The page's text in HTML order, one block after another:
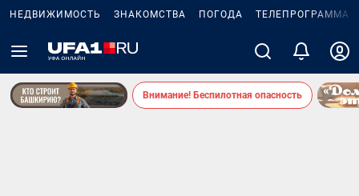
НЕДВИЖИМОСТЬ ЗНАКОМСТВА ПОГОДА ТЕЛЕПРОГРАММА
Внимание! Беспилотная опасность